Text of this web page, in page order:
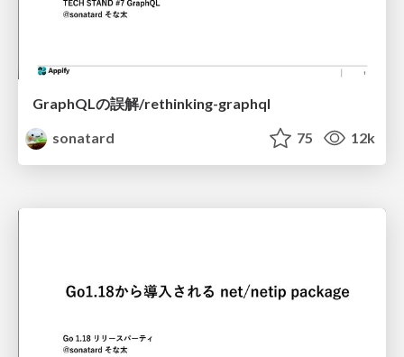
GraphQLの誤解/rethinking-graphql
sonatard
75 12k